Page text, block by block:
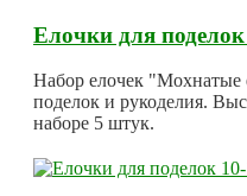
Елочки для
Набор елочек "Мохнатые
поделок и рукоделия.
наборе 5 штук.